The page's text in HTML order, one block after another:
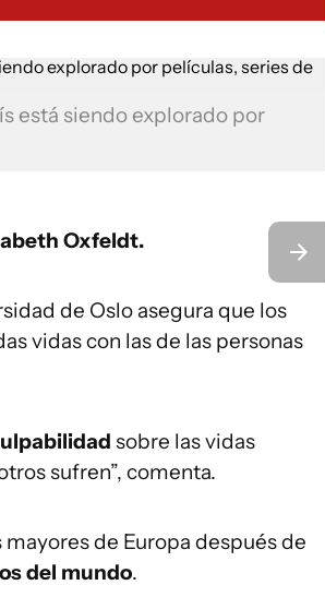
está siendo explorado por
Oxfeldt.
de Oslo asegura que los
vidas con las de las personas
sobre las vidas
sufren”, comenta.
de Europa después de
del mundo.